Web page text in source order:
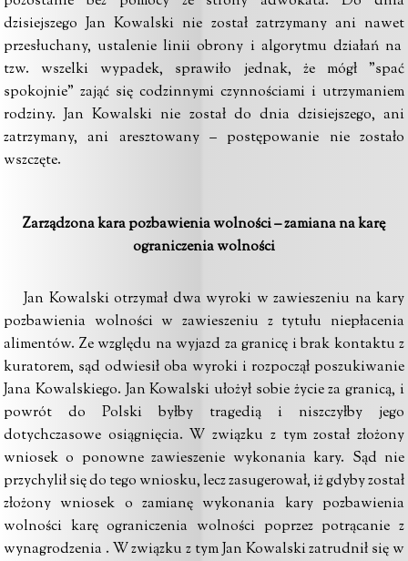
dzisiejszego Jan Kowalski nie został zatrzymany ani nawet
przesłuchany, ustalenie linii obrony i algorytmu działań na
tzw. wszelki wypadek, sprawiło jednak, że mógł "spać
spokojnie" zająć się codzinnymi czynnościami i utrzymaniem
rodziny. Jan Kowalski nie został do dnia dzisiejszego, ani
zatrzymany, ani aresztowany – postępowanie nie zostało
wszczęte.
Zarządzona kara pozbawienia wolności – zamiana na karę
ograniczenia wolności
Jan Kowalski otrzymał dwa wyroki w zawieszeniu na kary
pozbawienia wolności w zawieszeniu z tytułu niepłacenia
alimentów. Ze względu na wyjazd za granicę i brak kontaktu z
kuratorem, sąd odwiesił oba wyroki i rozpoczął poszukiwanie
Jana Kowalskiego. Jan Kowalski ułożył sobie życie za granicą, i
powrót do Polski byłby tragedią i niszczyłby jego
dotychczasowe osiągnięcia. W związku z tym został złożony
wniosek o ponowne zawieszenie wykonania kary. Sąd nie
przychylił się do tego wniosku, lecz zasugerował, iż gdyby został
złożony wniosek o zamianę wykonania kary pozbawienia
wolności karę ograniczenia wolności poprzez potrącanie z
wynagrodzenia . W związku z tym Jan Kowalski zatrudnił się w